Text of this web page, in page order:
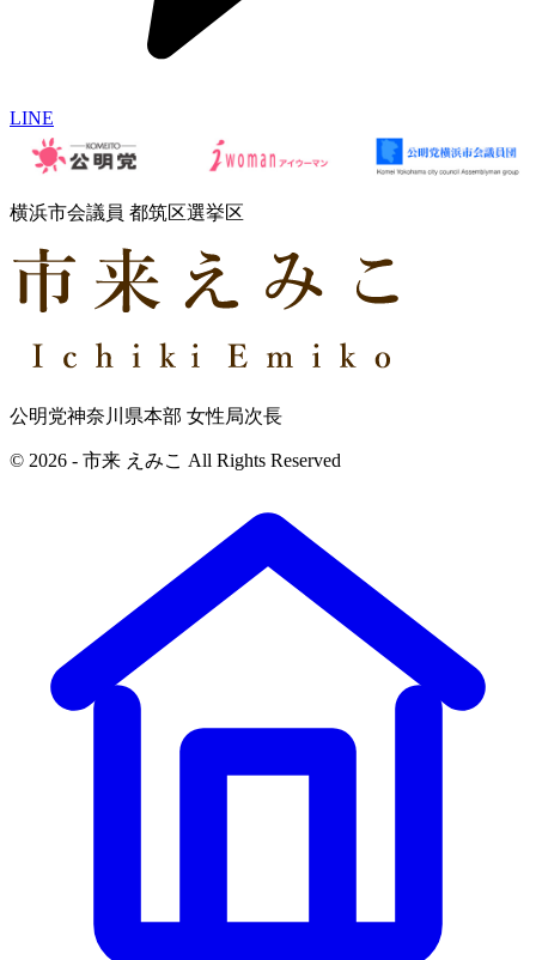
LINE
横浜市会議員 都筑区選挙区
公明党神奈川県本部 女性局次長
© 2026 - 市来 えみこ All Rights Reserved